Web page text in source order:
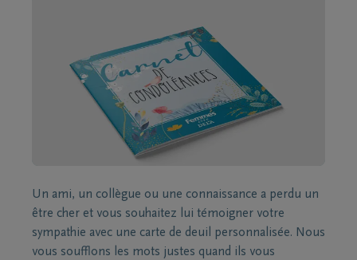
Un ami, un collègue ou une connaissance a perdu un
être cher et vous souhaitez lui témoigner votre
sympathie avec une carte de deuil personnalisée. Nous
vous soufflons les mots justes quand ils vous